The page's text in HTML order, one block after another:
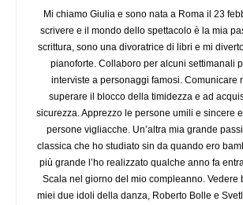
Mi chiamo Giulia e sono nata a Roma il 23
scrivere e il mondo dello spettacolo è la mia
scrittura, sono una divoratrice di libri e mi
pianoforte. Collaboro per alcuni settimanali
interviste a personaggi famosi. Comunicare
superare il blocco della timidezza e ad
sicurezza. Apprezzo le persone umili e sincere
persone vigliacche. Un’altra mia grande
classica che ho studiato sin da quando ero
più grande l’ho realizzato qualche anno fa
Scala nel giorno del mio compleanno. Vedere
miei due idoli della danza, Roberto Bolle e